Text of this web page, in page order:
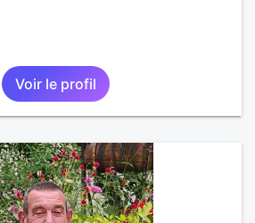
Voir le profil